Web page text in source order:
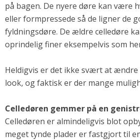
Andet
RENGØRING
Rengøring Af Overflader
Pletleksikon
på bagen. De nyere døre kan være
eller formpressede så de ligner de
fyldningsdøre. De ældre celledøre
oprindelig finer eksempelvis som
Heldigvis er det ikke svært at ændre
look, og faktisk er der mange
Celledøren gemmer på en
Celledøren er almindeligvis blot
meget tynde plader er fastgjort til